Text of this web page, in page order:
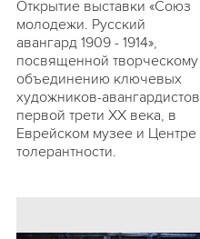
Открытие выставки «Союз
молодежи. Русский
авангард 1909 - 1914»,
посвященной творческому
объединению ключевых
художников-авангардистов
первой трети ХХ века, в
Еврейском музее и Центре
толерантности.